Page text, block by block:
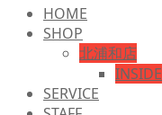
HOME
SHOP
北浦和店
INSIDE
SERVICE